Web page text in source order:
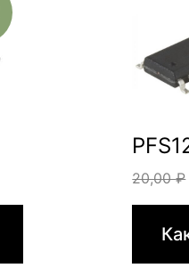
20,00₽